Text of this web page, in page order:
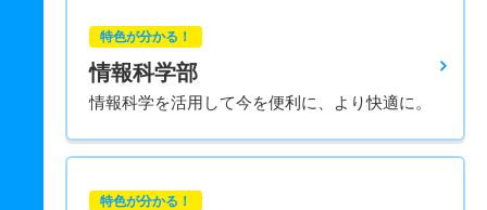
特色が分かる！
情報科学部
情報科学を活用して今を便利に、より快適に。
特色が分かる！